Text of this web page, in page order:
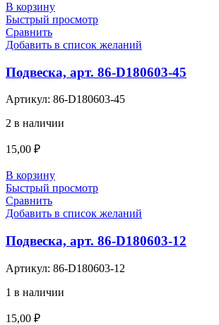
В корзину
Быстрый просмотр
Сравнить
Добавить в список желаний
Подвеска, арт. 86-D180603-45
Артикул: 86-D180603-45
2 в наличии
15,00 ₽
В корзину
Быстрый просмотр
Сравнить
Добавить в список желаний
Подвеска, арт. 86-D180603-12
Артикул: 86-D180603-12
1 в наличии
15,00 ₽